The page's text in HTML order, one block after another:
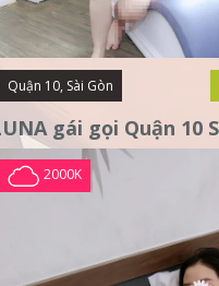
Quận 10, Sài Gòn
2000K